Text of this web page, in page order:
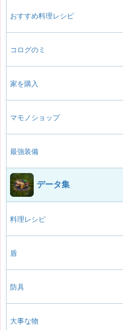
おすすめ料理レシピ
コログのミ
家を購入
マモノショップ
最強装備
データ集
料理レシピ
盾
防具
大事な物